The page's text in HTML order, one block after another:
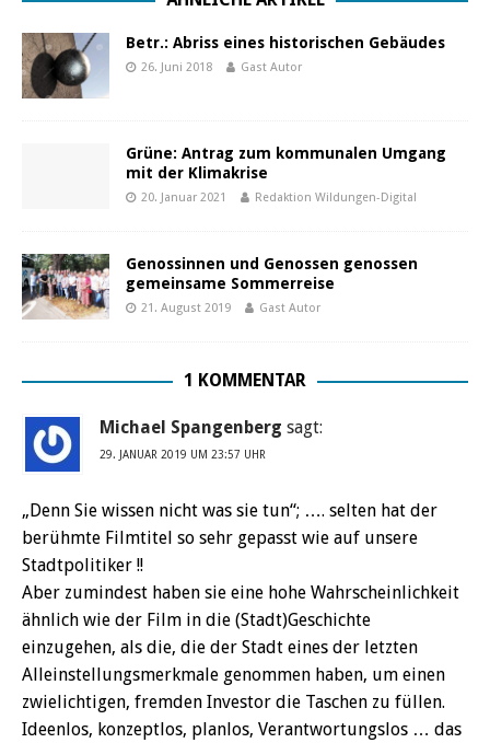
Betr.: Abriss eines historischen Gebäudes
26. Juni 2018 Gast Autor
Grüne: Antrag zum kommunalen Umgang
mit der Klimakrise
20. Januar 2021 Redaktion Wildungen-Digital
Genossinnen und Genossen genossen
gemeinsame Sommerreise
21. August 2019 Gast Autor
1 KOMMENTAR
Michael Spangenberg sagt:
29. JANUAR 2019 UM 23:57 UHR
„Denn Sie wissen nicht was sie tun“; …. selten hat der
berühmte Filmtitel so sehr gepasst wie auf unsere
Stadtpolitiker !!
Aber zumindest haben sie eine hohe Wahrscheinlichkeit
ähnlich wie der Film in die (Stadt)Geschichte
einzugehen, als die, die der Stadt eines der letzten
Alleinstellungsmerkmale genommen haben, um einen
zwielichtigen, fremden Investor die Taschen zu füllen.
Ideenlos, konzeptlos, planlos, Verantwortungslos … das